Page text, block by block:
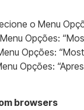
o Menu
Opções:
Opções:
Opções:
browsers